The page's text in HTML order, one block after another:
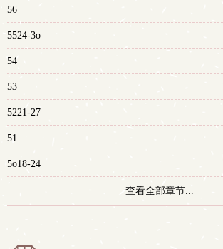
56
5524-3o
54
53
5221-27
51
5o18-24
查看全部章节...